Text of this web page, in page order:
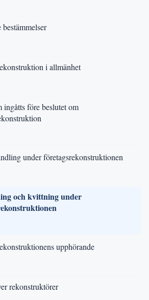
i allmänhet
ingåtts före beslutet om
under företagsrekonstruktionen
och kvittning under
upphörande
rekonstruktörer